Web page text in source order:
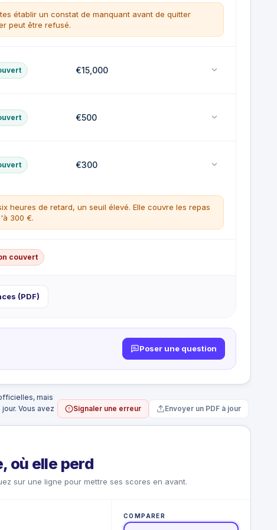
résidence.
établir un constat de manquant avant de quitter
peut être refusé.
€15,000
ou à une compétition.
€500
€300
heures de retard, un seuil élevé. Elle couvre les repas
300 €.
couvert
(PDF)
Poser une question
mais
Vous avez
Signaler une erreur Envoyer un PDF à jour
où elle perd
sur une ligne pour mettre ses scores en avant.
COMPARER